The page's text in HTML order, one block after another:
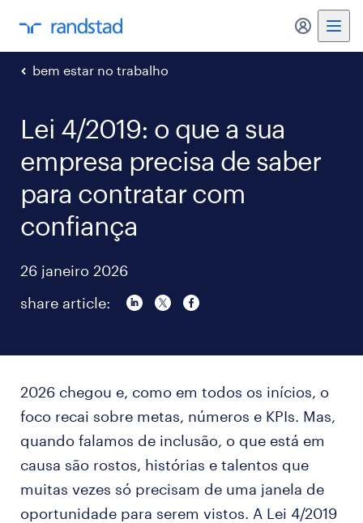
my
bem estar no trabalho
Lei 4/2019: o que a sua
empresa precisa de saber
para contratar com
confiança
26 janeiro 2026
share article:
2026 chegou e, como em todos os inícios, o
foco recai sobre metas, números e KPIs. Mas,
quando falamos de inclusão, o que está em
causa são rostos, histórias e talentos que
muitas vezes só precisam de uma janela de
oportunidade para serem vistos. A Lei 4/2019